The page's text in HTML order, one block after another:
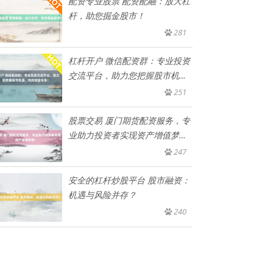
杆，助您掘金股市！
281
杠杆开户 微信配资群：专业投资
交流平台，助力您把握股市机
251
股票交易 厦门期货配资服务，专
业助力投资者实现资产增值梦
247
安全的杠杆炒股平台 股市融资：
机遇与风险并存？
240